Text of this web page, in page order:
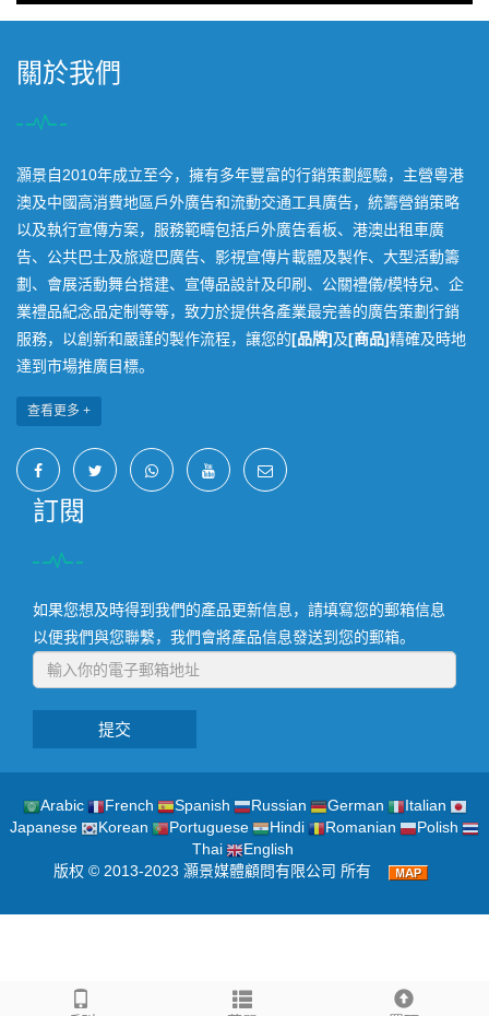
關於我們
灝景自2010年成立至今，擁有多年豐富的行銷策劃經驗，主營粵港
澳及中國高消費地區戶外廣告和流動交通工具廣告，統籌營銷策略
以及執行宣傳方案，服務範疇包括戶外廣告看板、港澳出租車廣
告、公共巴士及旅遊巴廣告、影視宣傳片載體及製作、大型活動籌
劃、會展活動舞台搭建、宣傳品設計及印刷、公關禮儀/模特兒、企
業禮品紀念品定制等等，致力於提供各產業最完善的廣告策劃行銷
服務，以創新和嚴謹的製作流程，讓您的[品牌]及[商品]精確及時地
達到市場推廣目標。
查看更多 +
訂閱
如果您想及時得到我們的產品更新信息，請填寫您的郵箱信息
以便我們與您聯繫，我們會將產品信息發送到您的郵箱。
提交
Arabic French Spanish Russian German
Italian
Japanese
Korean Portuguese Hindi Romanian
Polish
Thai
English
版权 © 2013-2023 灝景媒體顧問有限公司 所有